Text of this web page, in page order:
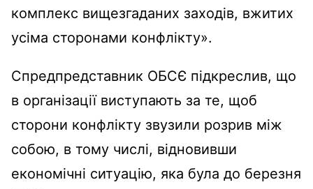
комплекс вищезгаданих заходів, вжитих
усіма сторонами конфлікту».
Спредпредставник ОБСЄ підкреслив, що
в організації виступають за те, щоб
сторони конфлікту звузили розрив між
собою, в тому числі, відновивши
економічні ситуацію, яка була до березня